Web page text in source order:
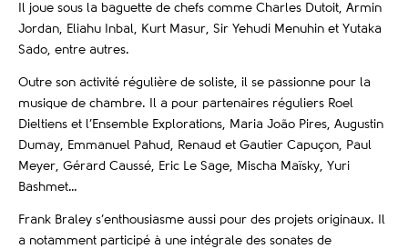
Il joue sous la baguette de chefs comme Charles Dutoit, Armin
Jordan, Eliahu Inbal, Kurt Masur, Sir Yehudi Menuhin et Yutaka
Sado, entre autres.
Outre son activité régulière de soliste, il se passionne pour la
musique de chambre. Il a pour partenaires réguliers Roel
Dieltiens et l’Ensemble Explorations, Maria João Pires, Augustin
Dumay, Emmanuel Pahud, Renaud et Gautier Capuçon, Paul
Meyer, Gérard Caussé, Eric Le Sage, Mischa Maïsky, Yuri
Bashmet…
Frank Braley s’enthousiasme aussi pour des projets originaux. Il
a notamment participé à une intégrale des sonates de